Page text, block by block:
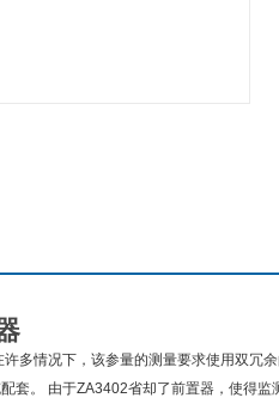
多情况下，该参量的测量要求使用双冗
套。 由于ZA3402省却了前置器，使得